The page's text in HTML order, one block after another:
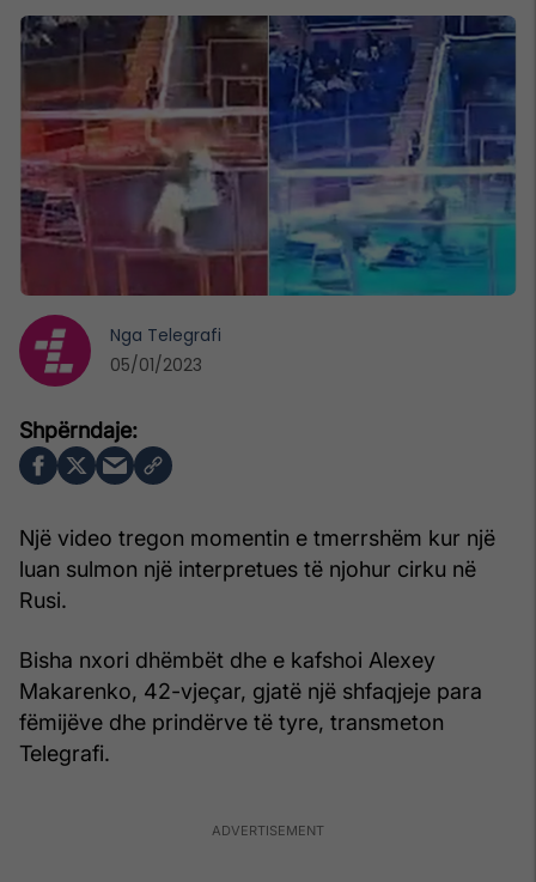
Një video tregon momentin e tmerrshëm kur një
luan sulmon një interpretues të njohur cirku në
Rusi.
Bisha nxori dhëmbët dhe e kafshoi Alexey
Makarenko, 42-vjeçar, gjatë një shfaqjeje para
fëmijëve dhe prindërve të tyre, transmeton
Telegrafi.
Nga Telegrafi
05/01/2023